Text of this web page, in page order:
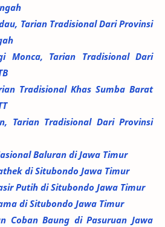
Tarian Tradisional Dari Provinsi
Monca, Tarian Tradisional Dari
Tradisional Khas Sumba Barat
Tarian Tradisional Dari Provinsi
Baluran di Jawa Timur
di Situbondo Jawa Timur
Putih di Situbondo Jawa Timur
di Situbondo Jawa Timur
Coban Baung di Pasuruan Jawa